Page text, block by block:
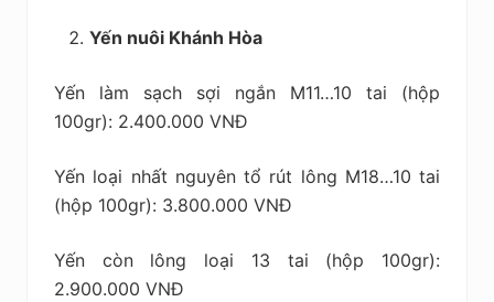
Yến nuôi Khánh Hòa
Yến làm sạch sợi ngắn M11…10 tai (hộp
100gr): 2.400.000 VNĐ
Yến loại nhất nguyên tổ rút lông M18…10 tai
(hộp 100gr): 3.800.000 VNĐ
Yến còn lông loại 13 tai (hộp 100gr):
2.900.000 VNĐ